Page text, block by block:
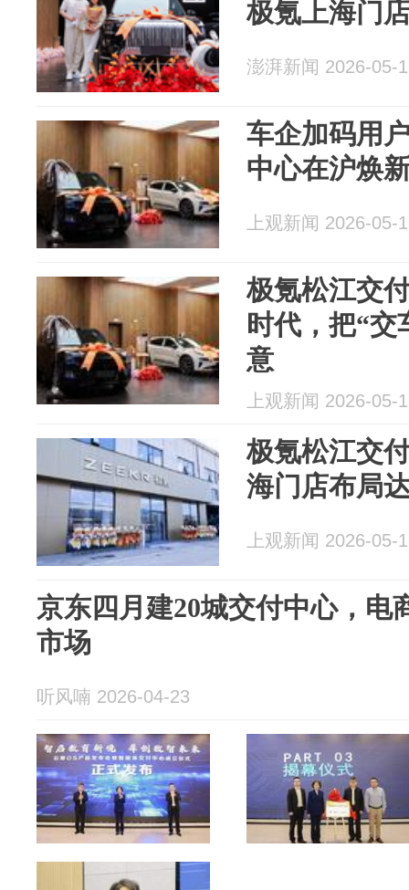
极氪上海门
澎湃新闻 2026-05-
车企加码用
中心在沪焕
上观新闻 2026-05-
极氪松江交
时代，把“
意
上观新闻 2026-05-
极氪松江交
海门店布局
上观新闻 2026-05-
京东四月建20城交付中心，电
市场
听风喃 2026-04-23